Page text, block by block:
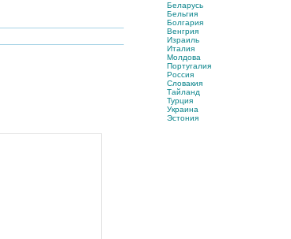
Беларусь
Бельгия
Болгария
Венгрия
Израиль
Италия
Молдова
Португалия
Россия
Словакия
Тайланд
Турция
Украина
Эстония